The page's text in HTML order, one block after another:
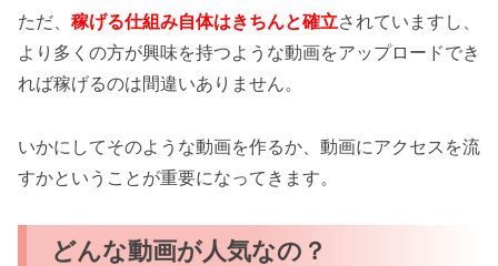
ただ、 稼げる仕組み自体はきちんと確立されていますし、
より多くの方が興味を持つような動画をアップロードでき
れば稼げるのは間違いありません。
いかにしてそのような動画を作るか、動画にアクセスを流
すかということが重要になってきます。
どんな動画が人気なの？